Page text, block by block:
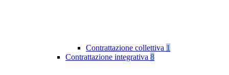
Contrattazione collettiva 1
Contrattazione integrativa 8